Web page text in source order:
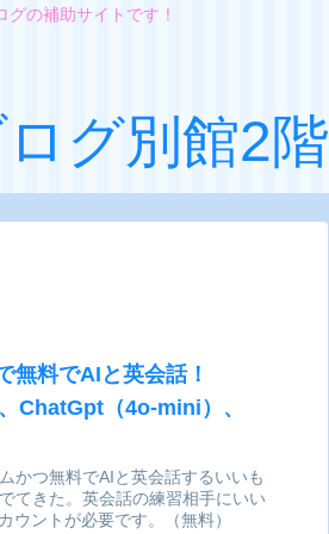
グの補助サイトです！
グ別館2階
無料でAIと英会話！
ChatGpt（4o-mini）、
かつ無料でAIと英会話するいいも
てきた。英会話の練習相手にいい
ウントが必要です。（無料）